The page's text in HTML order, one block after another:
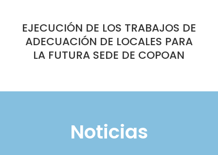
EJECUCIÓN DE LOS TRABAJOS DE
ADECUACIÓN DE LOCALES PARA
LA FUTURA SEDE DE COPOAN
Noticias